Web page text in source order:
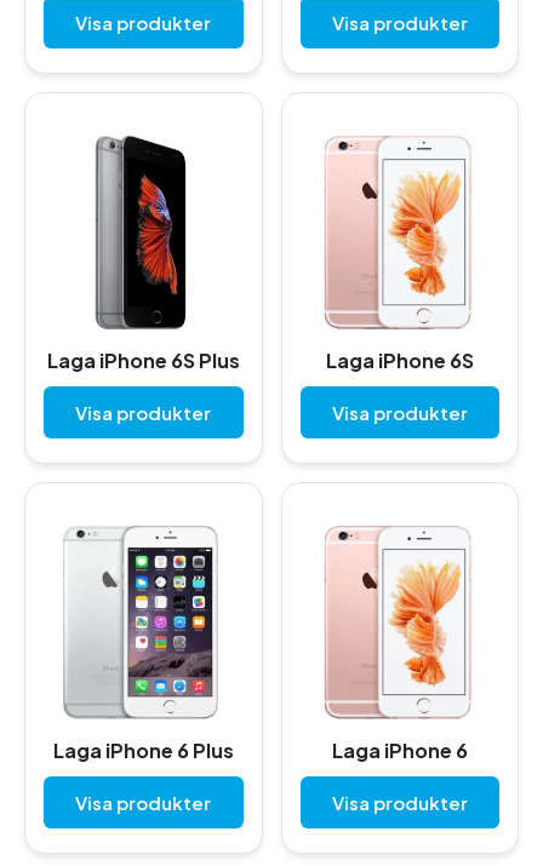
Visa produkter Visa produkter
Laga iPhone 6S Plus
Visa produkter
Laga iPhone 6S
Visa produkter
Laga iPhone 6 Plus
Visa produkter
Laga iPhone 6
Visa produkter